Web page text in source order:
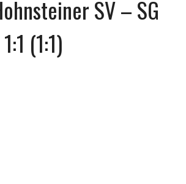
SV – SG
(1:1)